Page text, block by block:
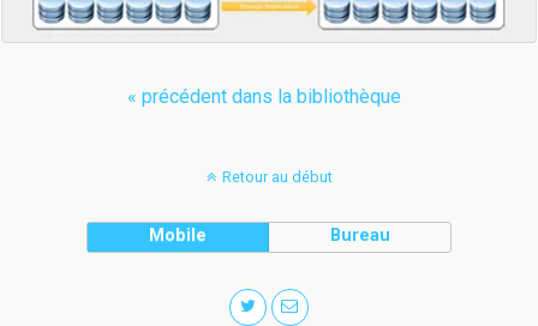
« précédent dans la bibliothèque
Retour au début
Mobile Bureau